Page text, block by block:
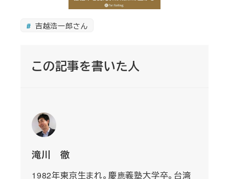
吉越浩一郎さん
この記事を書いた人
滝川 徹
1982年東京生まれ。慶應義塾大学卒。台湾